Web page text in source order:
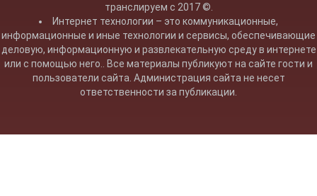
транслируем с 2017 ©.
Интернет технологии – это коммуникационные,
информационные и иные технологии и сервисы, обеспечивающие
деловую, информационную и развлекательную среду в интернете
или с помощью него.. Все материалы публикуют на сайте гости и
пользователи сайта. Администрация сайта не несет
ответственности за публикации.